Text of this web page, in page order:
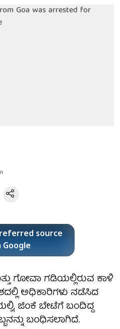
source
Google
ಗೋವಾ ಗಡಿಯಲ್ಲಿರುವ ಕಾಳಿ
ಅಧಿಕಾರಿಗಳು ನಡೆಸಿದ
ಜಿಂಕೆ ಬೇಟೆಗೆ ಬಂದಿದ್ದ
ಬಂಧಿಸಲಾಗಿದೆ.